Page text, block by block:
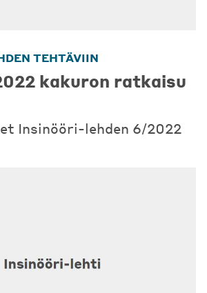
TEHTÄVIIN
kakuron ratkaisu
Insinööri-lehden 6/2022